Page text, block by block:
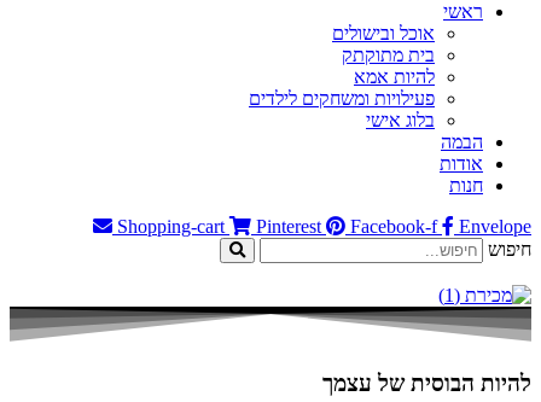
ראשי
אוכל ובישולים
בית מתוקתק
להיות אמא
פעילויות ומשחקים לילדים
בלוג אישי
הבמה
אודות
חנות
Shopping-cart
Pinterest Facebook-f
Envelope
חיפוש
להיות הבוסית של עצמך